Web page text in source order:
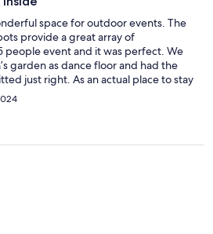
space for outdoor events. The
provide a great array of
people event and it was perfect. We
garden as dance floor and had the
just right. As an actual place to stay
are spacious but none of the main
since the walls don’t close all the way
another. Also the bath rooms, dryer
needs Some paint or fixing. The
helpful to support and move things
easy to communicate with and
days and events mostly outside it’s
and it gives astonishing pictures If
or expect a spick and span place